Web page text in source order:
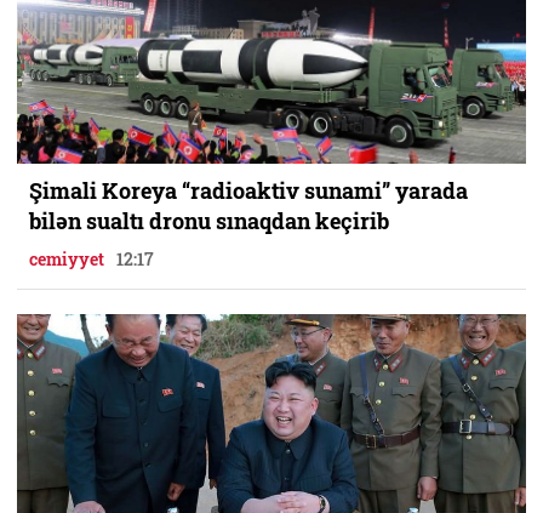
Şimali Koreya “radioaktiv sunami” yarada
bilən sualtı dronu sınaqdan keçirib
cemiyyet 12:17